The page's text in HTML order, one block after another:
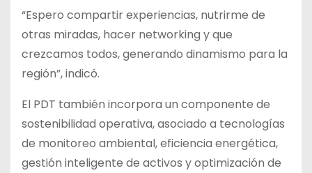
“Espero compartir experiencias, nutrirme de
otras miradas, hacer networking y que
crezcamos todos, generando dinamismo para la
región”, indicó.
El PDT también incorpora un componente de
sostenibilidad operativa, asociado a tecnologías
de monitoreo ambiental, eficiencia energética,
gestión inteligente de activos y optimización de